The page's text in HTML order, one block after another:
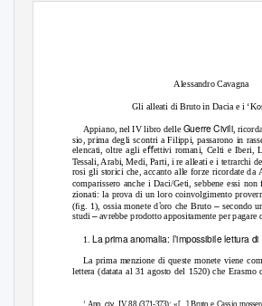
Alessandro Cavagna
Gli alleati di Bruto in Dacia e i
Appiano, nel IV libro delle Guerre Civili,
sio, prima degli scontri a Filippi, passarono in
elencati, oltre agli eﬀettivi romani, Celti e Iberi,
Tessali, Arabi, Medi, Parti, i re alleati e i tetrarchi
rosi gli storici che, accanto alle forze ricordate da
comparissero anche i Daci/Geti, sebbene essi non
zionati: la prova di un loro coinvolgimento
(ﬁg. 1), ossia monete d’oro che Bruto– secondo
studi–avrebbe prodotto appositamente per pagare
1. La prima anomalia: l’impossibile lettura di
La prima menzione di queste monete viene
lettera (datata al 31 agosto del 1520) che Erasmo
1